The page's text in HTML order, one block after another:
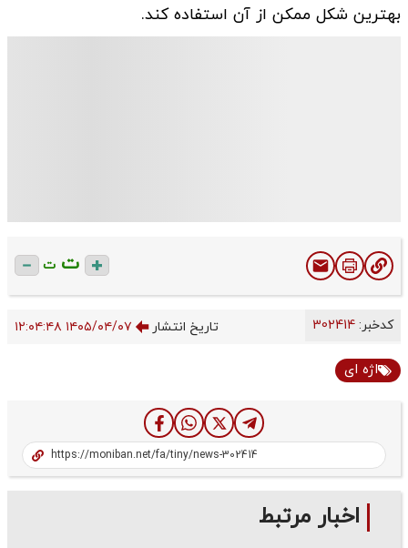
بهترین شکل ممکن از آن استفاده کند.
ت ت
کدخبر: تاریخ انتشار ۱۴۰۵/۰۴/۰۷ ۱۲:۰۴:۴۸
اژه ای
اخبار مرتبط